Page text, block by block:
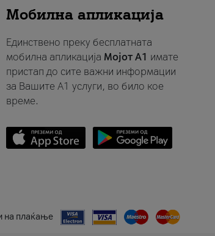
Мобилна апликација
Единствено преку бесплатната
мобилна апликација Мојот A1 имате
пристап до сите важни информации
за Вашите A1 услуги, во било кое
време.
на плаќање